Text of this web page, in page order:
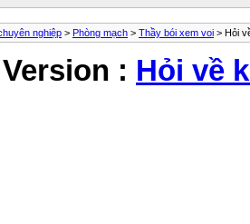
nghiệp > Phòng mạch > Thầy bói xem voi > Hỏi
: Hỏi về